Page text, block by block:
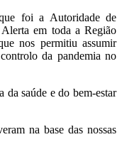
foi a Autoridade de
em toda a Região
nos permitiu assumir
da pandemia no
da saúde e do bem-estar
na base das nossas